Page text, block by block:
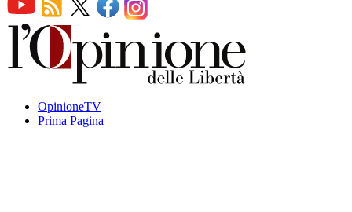
OpinioneTV
Prima Pagina